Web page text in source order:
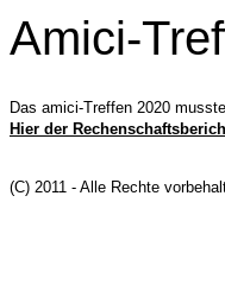
Amici-
Das amici-Treffen 2020
Hier der
(C) 2011 - Alle Rechte